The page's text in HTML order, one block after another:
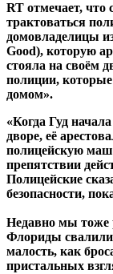
RT отмечает, что
трактоваться
домовладелицы
Good), которую
стояла на своём
полиции, которые
домом».
«Когда Гуд
дворе, её
полицейскую
препятствии
Полицейские
безопасности,
Недавно мы тоже
Флориды свалили
малость, как
пристальных